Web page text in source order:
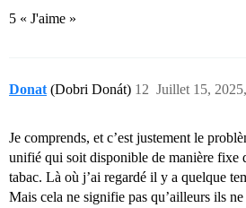
5 « J'aime »
Donat (Dobri Donát) Juillet 15,
12
Je comprends, et c’est justement le
unifié qui soit disponible de manière fixe
tabac. Là où j’ai regardé il y a quelque
Mais cela ne signifie pas qu’ailleurs ils